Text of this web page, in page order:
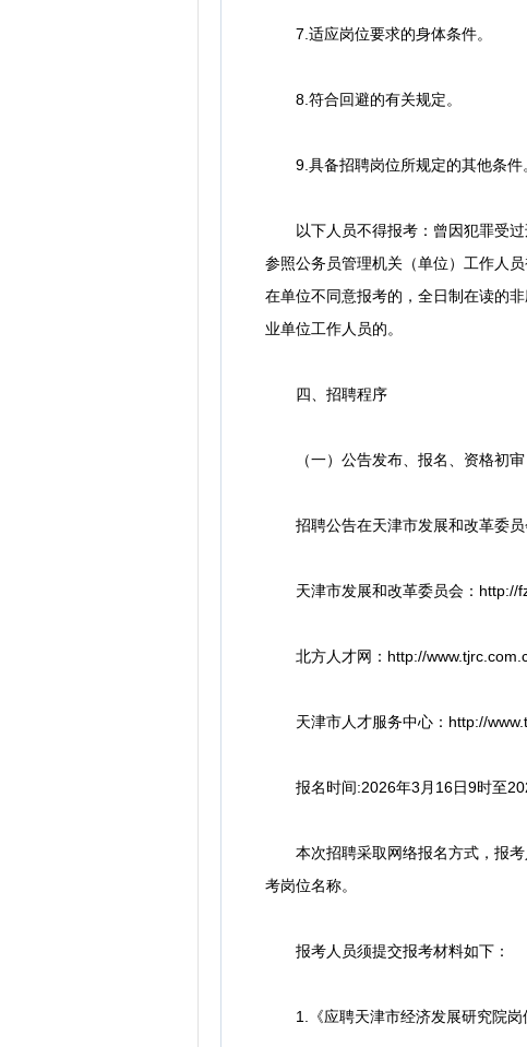
7.适应岗位要求的身体条件。
8.符合回避的有关规定。
9.具备招聘岗位所规定的其他条件
以下人员不得报考：曾因犯罪受过
参照公务员管理机关（单位）工作人
在单位不同意报考的，全日制在读的
业单位工作人员的。
四、招聘程序
（一）公告发布、报名、资格初审
招聘公告在天津市发展和改革委员
天津市发展和改革委员会：http://
北方人才网：http://
天津市人才服务中心：http://
报名时间:2026年3月16日9时至
本次招聘采取网络报名方式，报考
考岗位名称。
报考人员须提交报考材料如下：
1.《应聘天津市经济发展研究院岗